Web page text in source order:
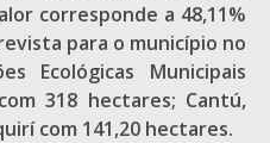
corresponde a 48,11%
para o município no
Ecológicas Municipais
318 hectares; Cantú,
com 141,20 hectares.